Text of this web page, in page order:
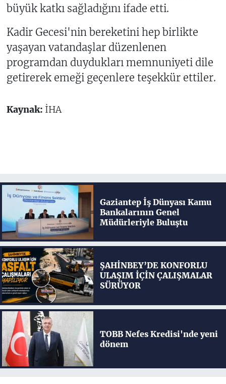
büyük katkı sağladığını ifade etti.
Kadir Gecesi'nin bereketini hep birlikte
yaşayan vatandaşlar düzenlenen
programdan duydukları memnuniyeti dile
getirerek emeği geçenlere teşekkür ettiler.
Kaynak: İHA
Gaziantep İş Dünyası Kamu
Bankalarının Genel
Müdürleriyle Buluştu
ŞAHİNBEY’DE KONFORLU
ULAŞIM İÇİN ÇALIŞMALAR
SÜRÜYOR
TOBB Nefes Kredisi'nde yeni
dönem